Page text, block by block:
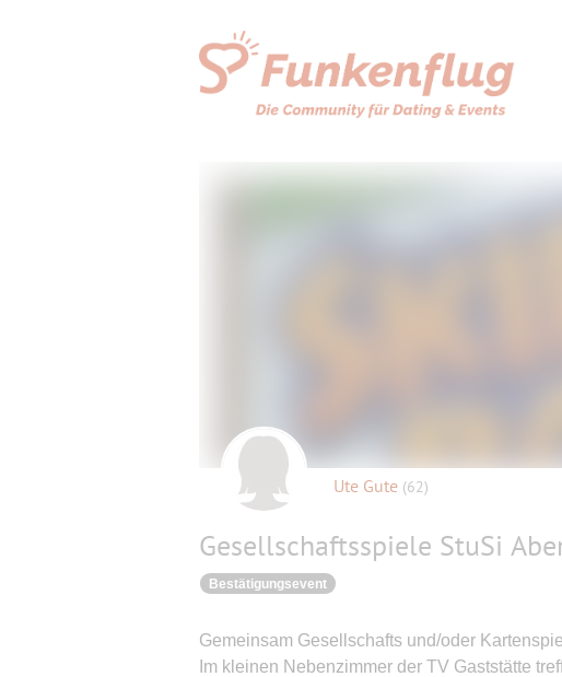
Ute Gute (62)
Gesellschaftsspiele StuSi
Bestätigungsevent
Gemeinsam Gesellschafts und/oder
Im kleinen Nebenzimmer der TV Gaststätte